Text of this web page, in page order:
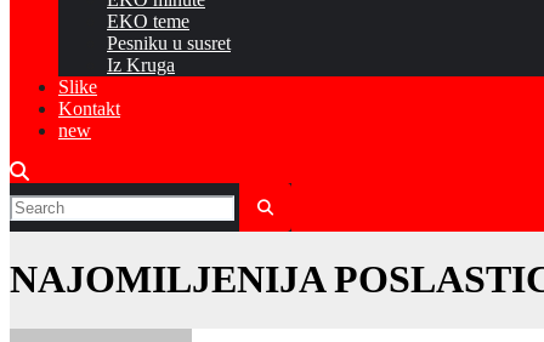
EKO teme
Pesniku u susret
Iz Kruga
Slike
Kontakt
new
NAJOMILJENIJA